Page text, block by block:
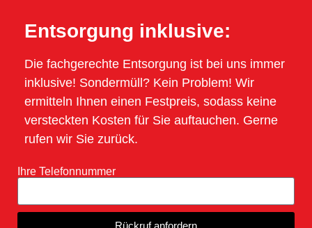
Entsorgung inklusive:
Die fachgerechte Entsorgung ist bei uns immer
inklusive! Sondermüll? Kein Problem! Wir
ermitteln Ihnen einen Festpreis, sodass keine
versteckten Kosten für Sie auftauchen. Gerne
rufen wir Sie zurück.
Ihre Telefonnummer